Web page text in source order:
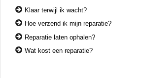
Klaar terwijl ik wacht?
Hoe verzend ik mijn reparatie?
Reparatie laten ophalen?
Wat kost een reparatie?